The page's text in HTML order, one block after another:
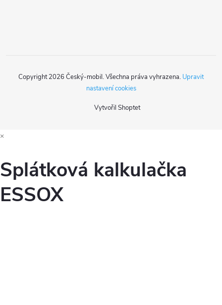
Vytvořil Shoptet
Copyright 2026 Český-mobil. Všechna práva vyhrazena. Upravit
nastavení cookies
×
Splátková kalkulačka
ESSOX